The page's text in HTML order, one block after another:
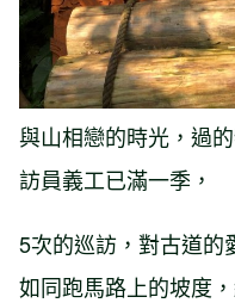
與山相戀的時光，過
訪員義工已滿一季，
5次的巡訪，對古道的
如同跑馬路上的坡度